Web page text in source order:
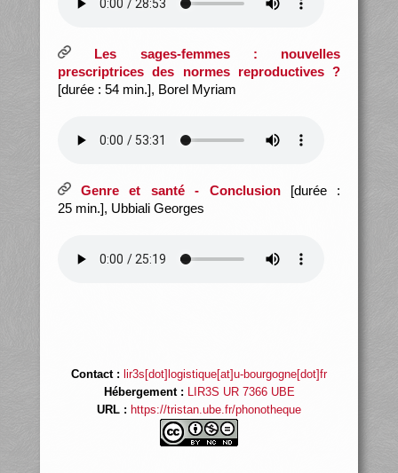
Les sages-femmes : nouvelles
prescriptrices des normes reproductives ?
[durée : 54 min.], Borel Myriam
Genre et santé - Conclusion[durée :
25 min.], Ubbiali Georges
Contact : lir3s[dot]logistique[at]u-bourgogne[dot]fr
Hébergement : LIR3S UR 7366 UBE
URL : https://tristan.ube.fr/phonotheque